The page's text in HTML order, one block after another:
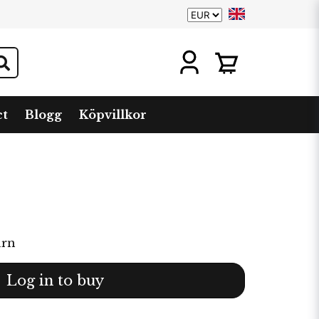
Blogg Köpvillkor
Log in to buy